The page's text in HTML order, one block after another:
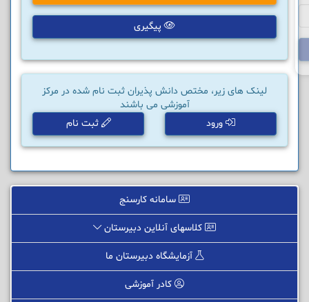
پیگیری
لینک های زیر، مختص دانش پذیران ثبت نام شده در مرکز
آموزشی می باشند
ورود
ثبت نام
سامانه کارسنج
کلاسهای آنلاین دبیرستان
آزمایشگاه دبیرستان ما
کادر آموزشی